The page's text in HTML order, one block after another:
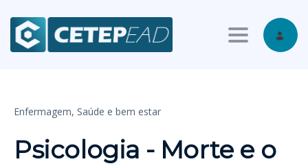
Toggle
Enfermagem, Saúde e bem estar
Psicologia - Morte e o